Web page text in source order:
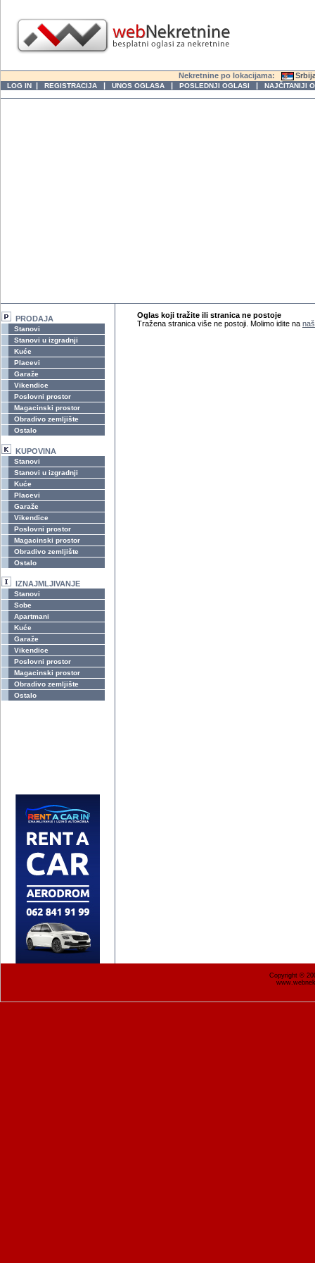
Nekretnine po lokacijama:
LOG IN | REGISTRACIJA | UNOS OGLASA | POSLEDNJI OGLASI | NAJČITANIJI
PRODAJA
Stanovi
Stanovi u izgradnji
Kuće
Placevi
Garaže
Vikendice
Poslovni prostor
Magacinski prostor
Obradivo zemljište
Ostalo
KUPOVINA
Stanovi
Stanovi u izgradnji
Kuće
Placevi
Garaže
Vikendice
Poslovni prostor
Magacinski prostor
Obradivo zemljište
Ostalo
IZNAJMLJIVANJE
Stanovi
Sobe
Apartmani
Kuće
Garaže
Vikendice
Poslovni prostor
Magacinski prostor
Obradivo zemljište
Ostalo
Oglas koji tražite ili stranica ne postoje
Tražena stranica više ne postoji. Molimo idite na
Copyright ©